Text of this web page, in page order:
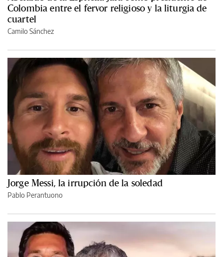
Colombia entre el fervor religioso y la liturgia de
cuartel
Camilo Sánchez
Jorge Messi, la irrupción de la soledad
Pablo Perantuono